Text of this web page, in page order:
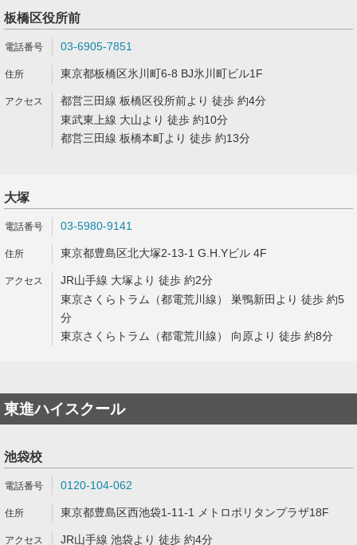
板橋区役所前
03-6905-7851
東京都板橋区氷川町6-8 BJ氷川町ビル1F
都営三田線 板橋区役所前より 徒歩 約4分
東武東上線 大山より 徒歩 約10分
都営三田線 板橋本町より 徒歩 約13分
大塚
03-5980-9141
東京都豊島区北大塚2-13-1 G.H.Yビル 4F
JR山手線 大塚より 徒歩 約2分
東京さくらトラム（都電荒川線） 巣鴨新田より 徒歩 約5
分
東京さくらトラム（都電荒川線） 向原より 徒歩 約8分
東進ハイスクール
池袋校
0120-104-062
東京都豊島区西池袋1-11-1 メトロポリタンプラザ18F
JR山手線 池袋より 徒歩 約4分